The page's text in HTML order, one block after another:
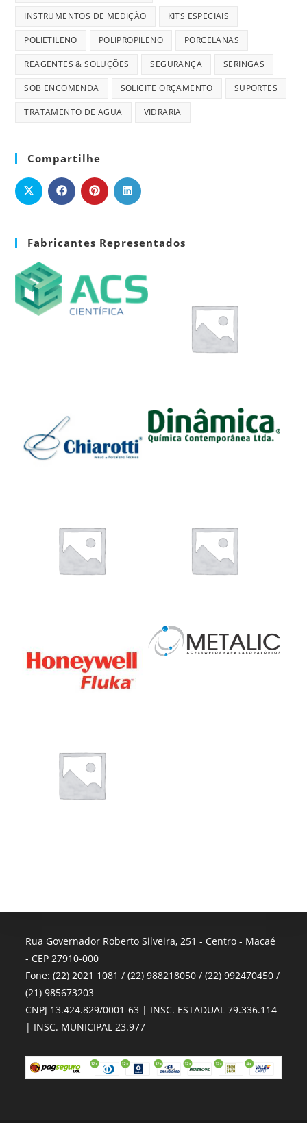
INSTRUMENTOS DE MEDIÇÃO KITS ESPECIAIS
POLIETILENO POLIPROPILENO PORCELANAS
REAGENTES & SOLUÇÕES SEGURANÇA SERINGAS
SOB ENCOMENDA SOLICITE ORÇAMENTO SUPORTES
TRATAMENTO DE AGUA VIDRARIA
Compartilhe
Fabricantes Representados
Rua Governador Roberto Silveira, 251 - Centro - Macaé
- CEP 27910-000
Fone: (22) 2021 1081 / (22) 988218050 / (22) 992470450 /
(21) 985673203
CNPJ 13.424.829/0001-63 | INSC. ESTADUAL 79.336.114
| INSC. MUNICIPAL 23.977